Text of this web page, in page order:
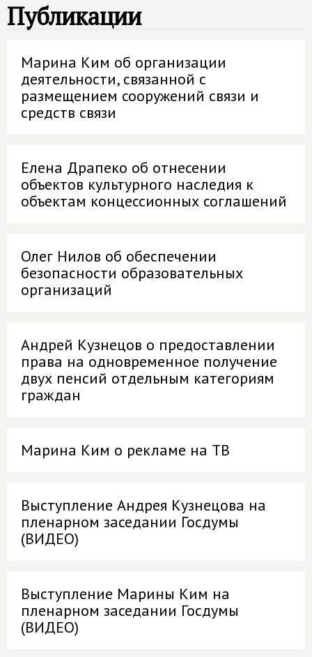
Публикации
Марина Ким об организации
деятельности, связанной с
размещением сооружений связи и
средств связи
Елена Драпеко об отнесении
объектов культурного наследия к
объектам концессионных соглашений
Олег Нилов об обеспечении
безопасности образовательных
организаций
Андрей Кузнецов о предоставлении
права на одновременное получение
двух пенсий отдельным категориям
граждан
Марина Ким о рекламе на ТВ
Выступление Андрея Кузнецова на
пленарном заседании Госдумы
(ВИДЕО)
Выступление Марины Ким на
пленарном заседании Госдумы
(ВИДЕО)